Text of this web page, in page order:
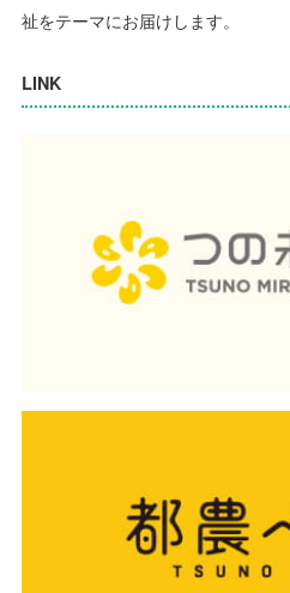
祉をテーマにお届けします。
LINK